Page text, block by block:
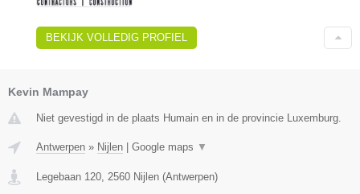
BEKIJK VOLLEDIG PROFIEL
Kevin Mampay
Niet gevestigd in de plaats Humain en in de provincie Luxemburg.
Antwerpen » Nijlen Google maps ▼
Legebaan 120, 2560 Nijlen (Antwerpen)